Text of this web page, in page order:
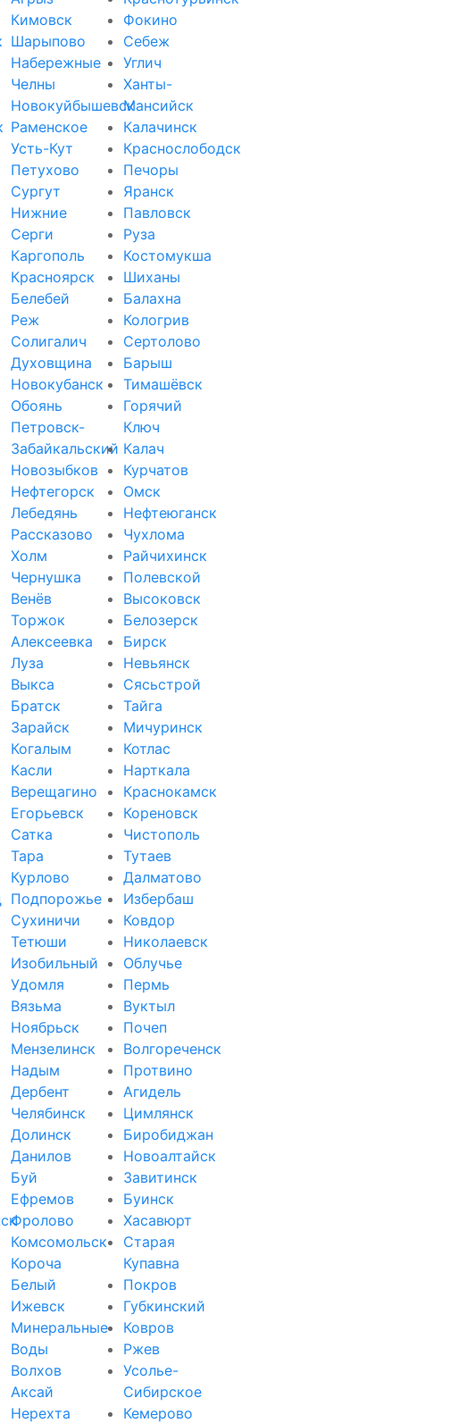
Кимовск
Шарыпово
Набережные
Челны
Новокуйбышевск
Раменское
Усть-Кут
Петухово
Сургут
Нижние
Серги
Каргополь
Красноярск
Белебей
Реж
Солигалич
Духовщина
Новокубанск
Обоянь
Петровск-
Забайкальский
Новозыбков
Нефтегорск
Лебедянь
Рассказово
Холм
Чернушка
Венёв
Торжок
Алексеевка
Луза
Выкса
Братск
Зарайск
Когалым
Касли
Верещагино
Егорьевск
Сатка
Тара
Курлово
Подпорожье
Сухиничи
Тетюши
Изобильный
Удомля
Вязьма
Ноябрьск
Мензелинск
Надым
Дербент
Челябинск
Долинск
Данилов
Буй
Ефремов
Фролово
Комсомольск
Короча
Белый
Ижевск
Минеральные
Воды
Волхов
Аксай
Нерехта
Фокино
Себеж
Углич
Ханты-
Мансийск
Калачинск
Краснослободск
Печоры
Яранск
Павловск
Руза
Костомукша
Шиханы
Балахна
Кологрив
Сертолово
Барыш
Тимашёвск
Горячий
Ключ
Калач
Курчатов
Омск
Нефтеюганск
Чухлома
Райчихинск
Полевской
Высоковск
Белозерск
Бирск
Невьянск
Сясьстрой
Тайга
Мичуринск
Котлас
Нарткала
Краснокамск
Кореновск
Чистополь
Тутаев
Далматово
Избербаш
Ковдор
Николаевск
Облучье
Пермь
Вуктыл
Почеп
Волгореченск
Протвино
Агидель
Цимлянск
Биробиджан
Новоалтайск
Завитинск
Буинск
Хасавюрт
Старая
Купавна
Покров
Губкинский
Ковров
Ржев
Усолье-
Сибирское
Кемерово